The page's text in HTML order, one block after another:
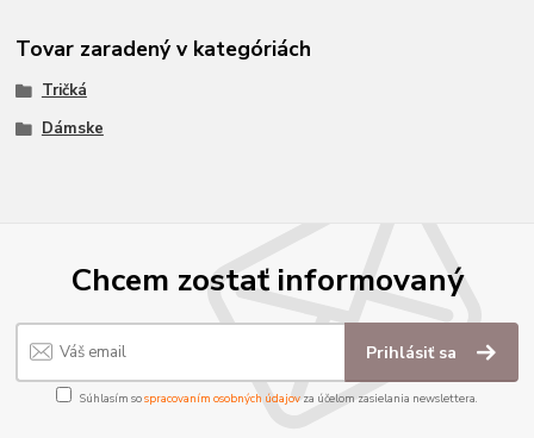
Tovar zaradený v kategóriách
Tričká
Dámske
Chcem zostať informovaný
Prihlásiť sa
Súhlasím sospracovaním osobných údajov za účelom zasielania newslettera.